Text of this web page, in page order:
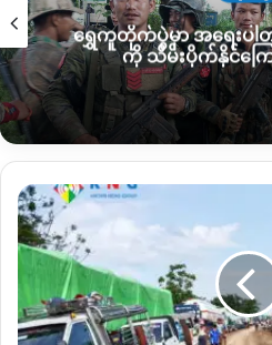
ငယ် ၃ ဦးက ပြင်းထန်ဒဏ်ရာရရှိ
တောင်ပြိုကျေးရွာဟာ ၂၀၂၅ ခုနှစ်
အတွင်း
စစ်ကောင်စီတပ် နဲ့
ကချင်
တပ်မတော်
KIA ပူးပေါင်းတပ်တွေကြ
ကန့် ဗျူဟာကုန်းရဲ့ အနောက်ဘက်ခြ
ရွှေကူတိုက်ပွဲမှာ အရေးပါ
ကို သိမ်းပိုက်နိုင်ကြော
ဗျူဟာ
လမ်းမ
ပေါ်
တိုက်ပွဲ
ကြောင့်
မန္တလေး-